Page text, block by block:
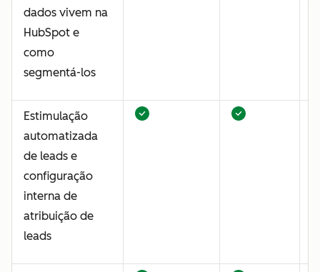
dados vivem na
HubSpot e
como
segmentá-los
Estimulação
automatizada
de leads e
configuração
interna de
atribuição de
leads